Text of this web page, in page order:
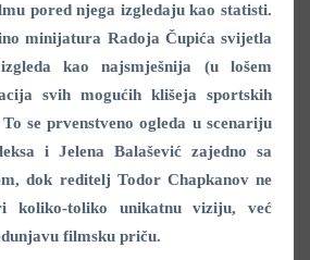
pored njega izgledaju kao statisti.
minijatura Radoja Čupića svijetla
kao najsmješnija (u lošem
svih mogućih klišeja sportskih
se prvenstveno ogleda u scenariju
i Jelena Balašević zajedno sa
dok reditelj Todor Chapkanov ne
koliko-toliko unikatnu viziju, već
filmsku priču.